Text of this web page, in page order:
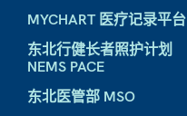
MYCHART 医疗记录平台
东北行健长者照护计划
NEMS PACE
东北医管部 MSO